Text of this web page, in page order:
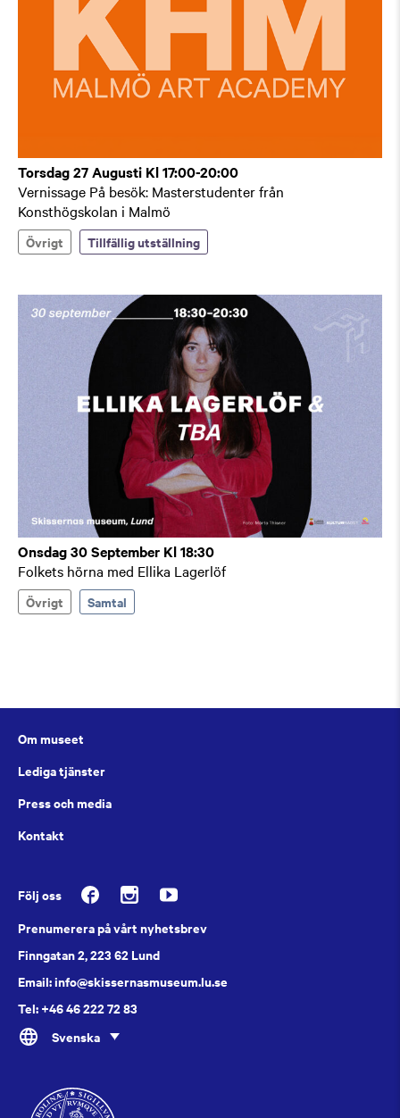
Torsdag 27 Augusti Kl 17:00-20:00
Vernissage På besök: Masterstudenter från
Konsthögskolan i Malmö
Övrigt Tillfällig utställning
Onsdag 30 September Kl 18:30
Folkets hörna med Ellika Lagerlöf
Övrigt Samtal
Om museet
Lediga tjänster
Press och media
Kontakt
Följ oss
Prenumerera på vårt nyhetsbrev
Finngatan 2, 223 62 Lund
Email: info@skissernasmuseum.lu.se
Tel: +46 46 222 72 83
Svenska